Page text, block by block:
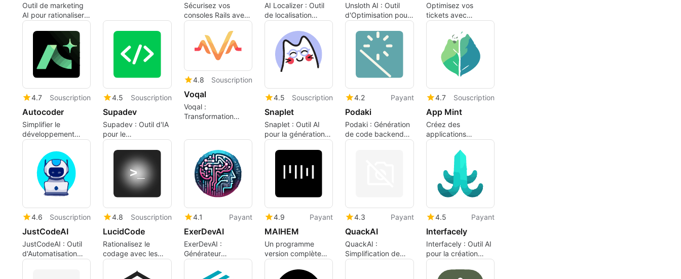
Outil de marketing
AI pour rationaliser
la création de
publications en
carrousel et de
conceptions
publicitaires
Sécurisez vos
consoles Rails avec
Rails Guard
AI Localizer : Outil
de localisation
automatisée
Unsloth AI : Outil
d'Optimisation pour
LLMs
Optimisez vos
tickets avec
Ticketify
4.7 Souscription
Autocoder
Simplifier le
développement
Web avec
Autocoder
4.5 Souscription
Supadev
Supadev : Outil d'IA
pour le
développement
rapide
4.8 Souscription
Voqal
Voqal :
Transformation
4.5 Souscription
Snaplet
Snaplet : Outil AI
pour la génération
de données
4.2 Payant
Podaki
Podaki : Génération
de code backend
simplifiée
4.7 Souscription
App Mint
Créez des
applications
textuelles avec
4.6 Souscription
JustCodeAI
JustCodeAI : Outil
d'Automatisation
des Commentaires
4.8 Souscription
LucidCode
Rationalisez le
codage avec les
fonctionnalités d'IA
de LucidCode
4.1 Payant
ExerDevAI
ExerDevAI :
Générateur
d'exercices de
4.9 Payant
MAIHEM
Un programme
version complète
pour les applications
4.3 Payant
QuackAI
QuackAI :
Simplification de
l'onboarding pour
4.5 Payant
Interfacely
Interfacely : Outil AI
pour la création
d'APIs